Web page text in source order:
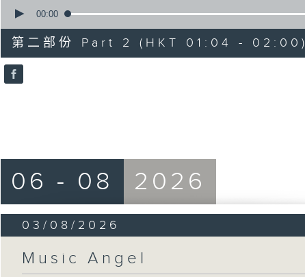
seconds
56
minutes,
9
seconds
90%
00:00
第二部份 Part 2 (HKT 01:04 - 02:00)
06 - 08 2026
03/08/2026
Music Angel